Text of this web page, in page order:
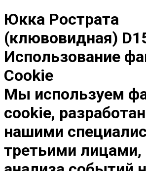
Юкка Рострата
(клювовидная)
Использование
Cookie
Мы используем
cookie,
нашими
третьими лицами,